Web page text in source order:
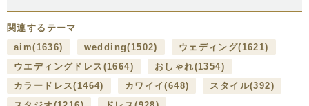
関連するテーマ
aim(1636) wedding(1502) ウェディング(1621)
ウエディングドレス (1664) おしゃれ(1354)
カラードレス(1464) カワイイ(648) スタイル(392)